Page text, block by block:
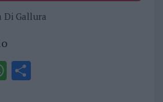
Di Gallura
WS